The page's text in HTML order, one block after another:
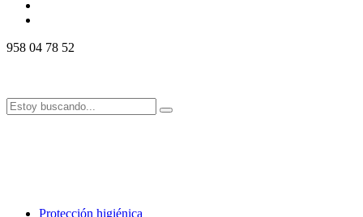
958 04 78 52
Protección higiénica